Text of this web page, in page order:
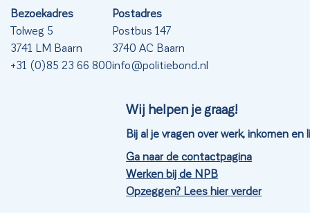
Bezoekadres
Tolweg 5
3741 LM Baarn
+31 (0)85 23 66 800
Postadres
Postbus 147
3740 AC Baarn
info@politiebond.nl
Wij helpen je graag!
Bij al je vragen over werk, inkomen en
Ga naar de contactpagina
Werken bij de NPB
Opzeggen? Lees hier verder